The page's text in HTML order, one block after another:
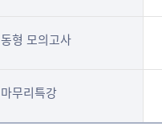
동형 모의고사
마무리특강